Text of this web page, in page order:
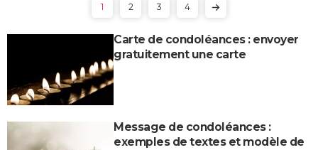
1 2 3 4
Carte de condoléances : envoyer
gratuitement une carte
Message de condoléances :
exemples de textes et modèle de